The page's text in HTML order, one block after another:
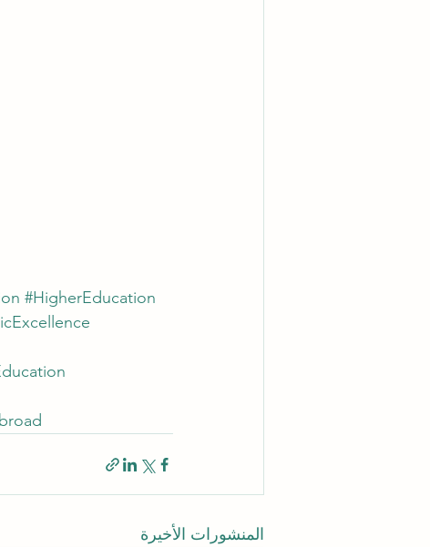
#HigherEducation
المنشورات الأخيرة